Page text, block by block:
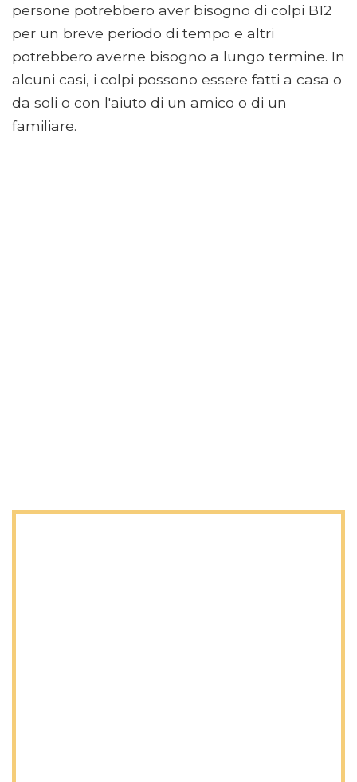
persone potrebbero aver bisogno di colpi B12
per un breve periodo di tempo e altri
potrebbero averne bisogno a lungo termine. In
alcuni casi, i colpi possono essere fatti a casa o
da soli o con l'aiuto di un amico o di un
familiare.